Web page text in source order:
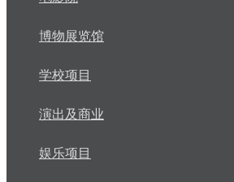
博物展览馆
学校项目
演出及商业
娱乐项目